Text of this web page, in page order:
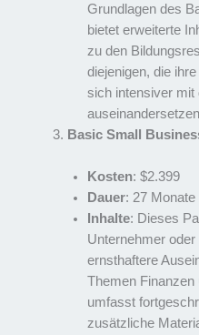
Grundlagen des
bietet erweiterte
zu den
diejenigen, die
sich intensiver mit
Basic Small
Kosten: $2.399
Dauer: 27 Monate
Inhalte: Dieses
Unternehmer
ernsthaftere
Themen Finanzen
umfasst
zusätzliche